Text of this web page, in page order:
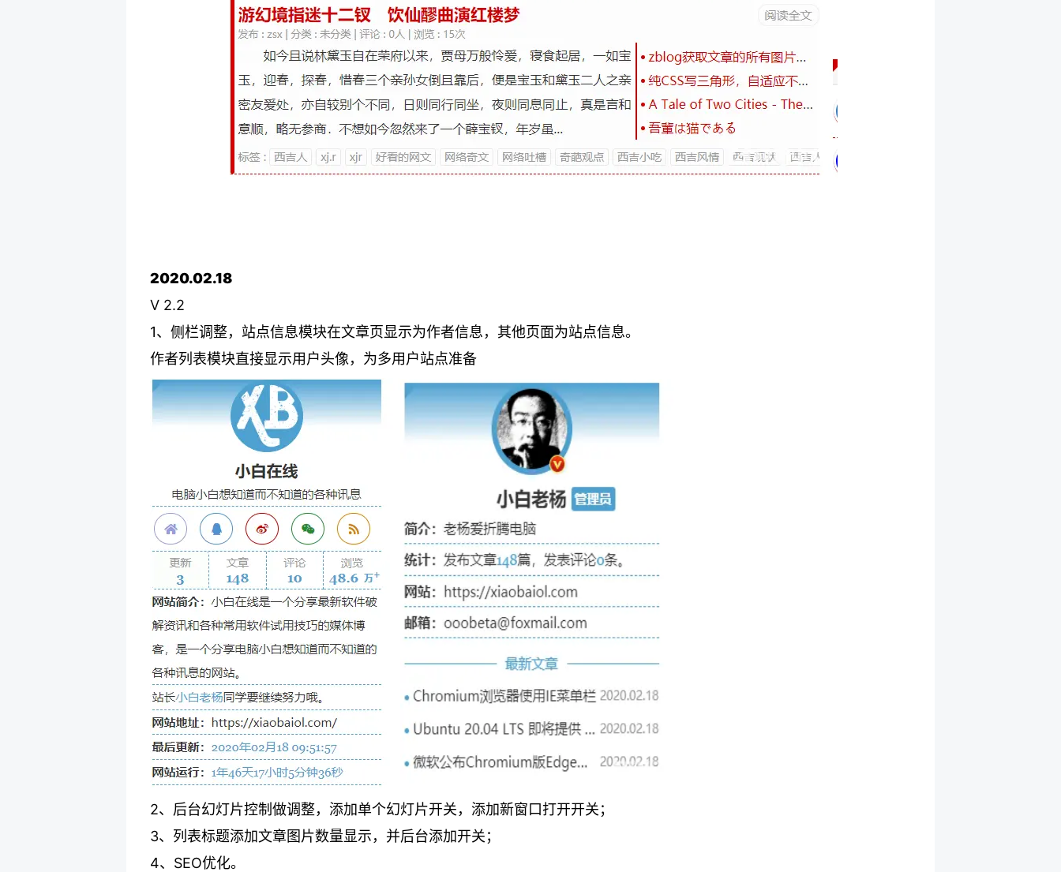
2020.02.18
V 2.2
1、侧栏调整，站点信息模块在文章页显示为作者信息，其他页面为站点信息。
作者列表模块直接显示用户头像，为多用户站点准备
2、后台幻灯片控制做调整，添加单个幻灯片开关，添加新窗口打开开关；
3、列表标题添加文章图片数量显示，并后台添加开关；
4、SEO优化。